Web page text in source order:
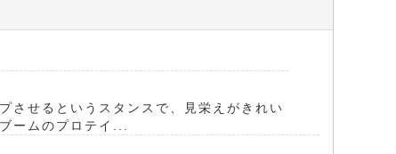
させるというスタンスで、見栄えがきれい
ームのプロテイ...